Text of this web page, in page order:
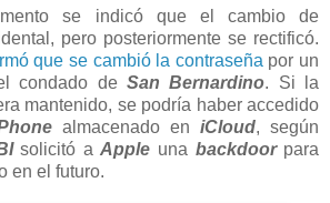
se indicó que el cambio de
pero posteriormente se rectificó.
que se cambió la contraseña por un
condado deSan Bernardino. Si la
mantenido, se podría haber accedido
almacenado en iCloud, según
solicitó aApple una backdoor para
en el futuro.